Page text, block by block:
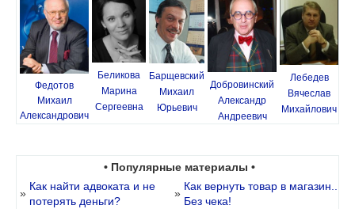
Федотов
Михаил
Александрович
Беликова
Марина
Сергеевна
Барщевский
Михаил
Юрьевич
Добровинский
Александр
Андреевич
Лебедев
Вячеслав
Михайлович
• Популярные материалы •
»
Как найти адвоката и не
потерять деньги?
»
Как вернуть товар в магазин..
Без чека!